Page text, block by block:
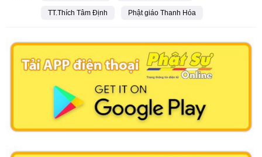
TT.Thích Tâm Định Phật giáo Thanh Hóa